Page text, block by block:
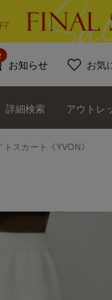
お知らせ お気
詳細検索 アウトレ
スカート《YVON》